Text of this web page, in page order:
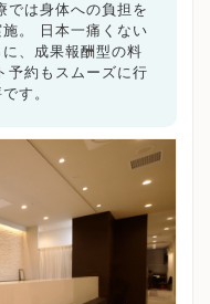
では身体への負担を
。 日本一痛くない
、成果報酬型の料
予約もスムーズに行
す。